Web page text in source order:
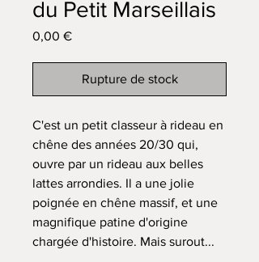
du Petit Marseillais
0,00 €Prix
Rupture de stock
C'est un petit classeur à rideau en
chêne des années 20/30 qui,
ouvre par un rideau aux belles
lattes arrondies. Il a une jolie
poignée en chêne massif, et une
magnifique patine d'origine
chargée d'histoire. Mais surout...